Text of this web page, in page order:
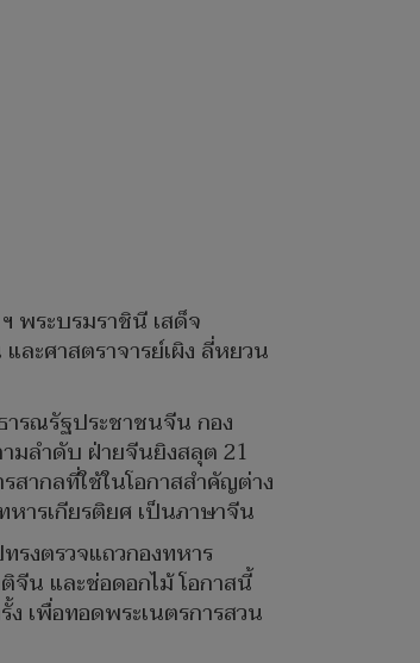
พระบรมราชินี เสด็จ
ะศาสตราจารย์เผิง ลี่หยวน
ารณรัฐประชาชนจีน กอง
ามลำดับ ฝ่ายจีนยิงสลุต 21
ากลที่ใช้ในโอกาสสำคัญต่าง
ารเกียรติยศ เป็นภาษาจีน
รงตรวจแถวกองทหาร
จีน และช่อดอกไม้ โอกาสนี้
เพื่อทอดพระเนตรการสวน